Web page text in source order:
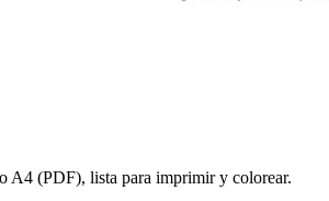
A4 (PDF), lista para imprimir y colorear.